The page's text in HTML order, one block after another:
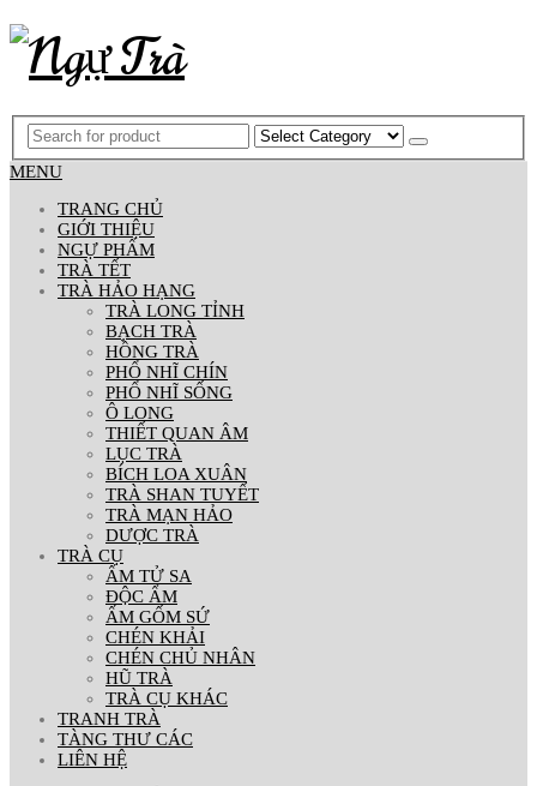
MENU
TRANG CHỦ
GIỚI THIỆU
NGỰ PHẨM
TRÀ TẾT
TRÀ HẢO HẠNG
TRÀ LONG TỈNH
BẠCH TRÀ
HỒNG TRÀ
PHỔ NHĨ CHÍN
PHỔ NHĨ SỐNG
Ô LONG
THIẾT QUAN ÂM
LỤC TRÀ
BÍCH LOA XUÂN
TRÀ SHAN TUYẾT
TRÀ MẠN HẢO
DƯỢC TRÀ
TRÀ CỤ
ẤM TỬ SA
ĐỘC ẨM
ẤM GỐM SỨ
CHÉN KHẢI
CHÉN CHỦ NHÂN
HŨ TRÀ
TRÀ CỤ KHÁC
TRANH TRÀ
TÀNG THƯ CÁC
LIÊN HỆ